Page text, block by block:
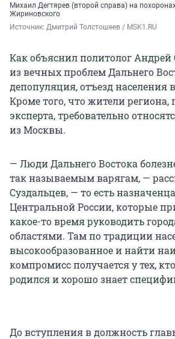
Михаил Дегтярев (второй справа) на
Жириновского
Источник: Дмитрий Толстошеев / MSK1.RU
Как объяснил политолог Андрей
из вечных проблем Дальнего
депопуляция, отъезд населения
Кроме того, что жители региона,
эксперта, требовательно
из Москвы.
— Люди Дальнего Востока
так называемым варягам, —
Суздальцев, — то есть
Центральной России, которые
какое-то время руководить
областями. Там по традиции
высокообразованное и найти
компромисс получается у тех,
родился и хорошо знает
До вступления в должность